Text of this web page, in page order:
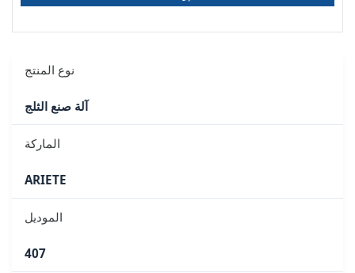
نوع المنتج
آلة صنع الثلج
الماركة
ARIETE
الموديل
407